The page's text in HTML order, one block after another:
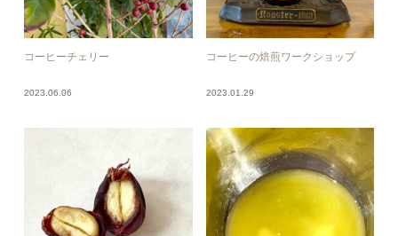
コーヒーチェリー
2023.06.06
コーヒーの焙煎ワークショップ
2023.01.29